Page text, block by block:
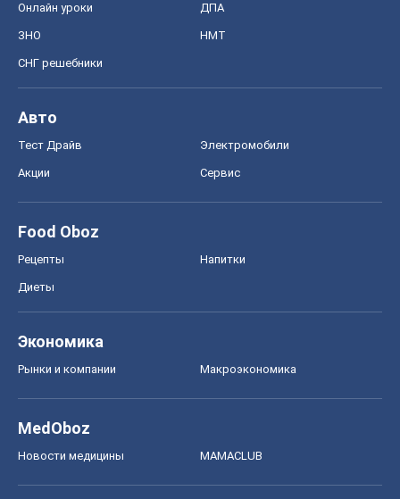
Онлайн уроки ДПА
ЗНО НМТ
СНГ решебники
Авто
Тест Драйв Электромобили
Акции Сервис
Food Oboz
Рецепты Напитки
Диеты
Экономика
Рынки и компании Mакроэкономика
MedOboz
Новости медицины MAMACLUB